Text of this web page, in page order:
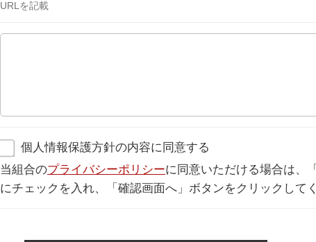
URLを記載
個人情報保護方針の内容に同意する
当組合のプライバシーポリシーに同意いただける場合は、
にチェックを入れ、「確認画面へ」ボタンをクリックして